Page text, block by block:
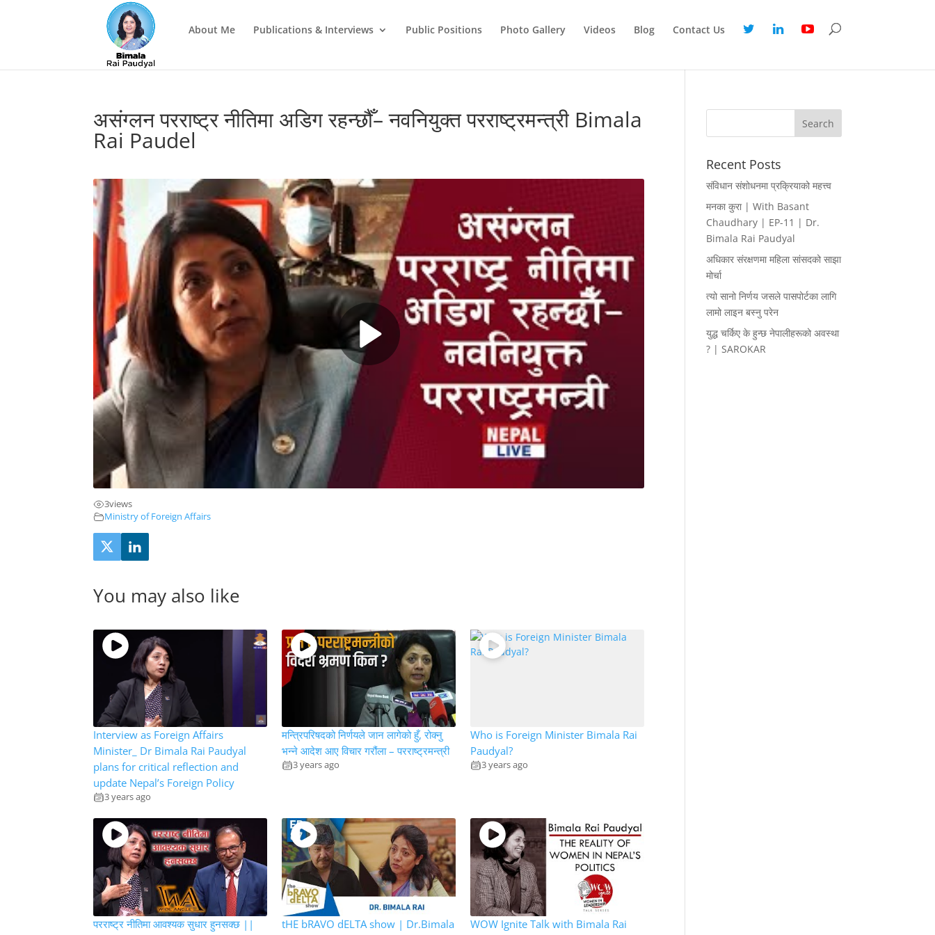
About Me Publications & Interviews Public Positions Photo Gallery Videos Blog Contact Us
असंग्लन परराष्ट्र नीतिमा अडिग रहन्छौँ– नवनियुक्त परराष्ट्रमन्त्री Bimala
Rai Paudel
3views
Ministry of Foreign Affairs
You may also like
Interview as Foreign Affairs
Minister_ Dr Bimala Rai Paudyal
plans for critical reflection and
update Nepal’s Foreign Policy
3 years ago
मन्त्रिपरिषदको निर्णयले जान लागेको हुँ, रोक्नु
भन्ने आदेश आए विचार गरौंला – परराष्ट्रमन्त्री
3 years ago
Who is Foreign Minister Bimala Rai
Paudyal?
3 years ago
परराष्ट्र नीतिमा आवश्यक सुधार हुनसक्छ ||
tHE bRAVO dELTA show | Dr.Bimala
WOW Ignite Talk with Bimala Rai
Recent Posts
संविधान संशोधनमा प्रक्रियाको महत्त्व
मनका कुरा | With Basant
Chaudhary | EP-11 | Dr.
Bimala Rai Paudyal
अधिकार संरक्षणमा महिला सांसदको साझा
मोर्चा
त्यो सानो निर्णय जसले पासपोर्टका लागि
लामो लाइन बस्नु परेन
युद्ध चर्किए के हुन्छ नेपालीहरूको अवस्था
? | SAROKAR